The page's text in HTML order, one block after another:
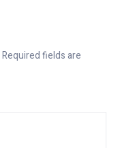
Required fields are